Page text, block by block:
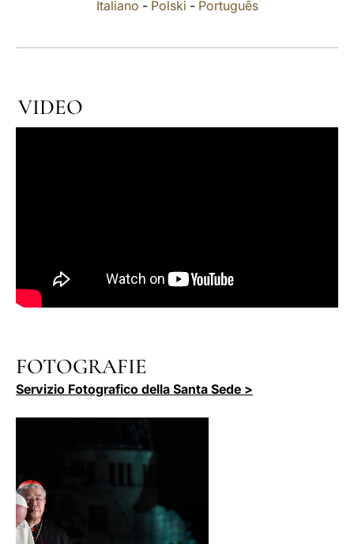
Italiano - Polski - Português
VIDEO
FOTOGRAFIE
Servizio Fotografico della Santa Sede >